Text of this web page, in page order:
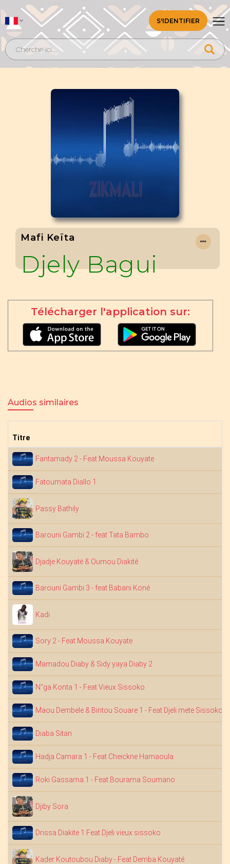
S'IDENTIFIER
Mafi Keïta
Djely Bagui
Télécharger l'application sur:
Audios similaires
Titre
Fantamady 2 - Feat Moussa Kouyate
Fatoumata Diallo 1
Passy Bathily
Barouni Gambi 2 - feat Tata Bambo
Djadje Kouyaté & Oumou Diakité
Barouni Gambi 3 - feat Babani Koné
Kadi
Sory 2 - Feat Moussa Kouyate
Mamadou Diaby & Sidy yaya Diaby 2
N"ga Konta 1 - Feat Vieux Sissoko
Maou Dembele & Bintou Souare 1 - Feat Djeli mete Sissoko
Diaba Sitan
Hadja Camara 1 - Feat Cheickne Hamaoula
Roki Gassama 1 - Feat Bourama Soumano
Djiby Sora
Drissa Diakite 1 Feat Djeli vieux sissoko
Kader Koutoubou Diaby - Feat Demba Kouyaté